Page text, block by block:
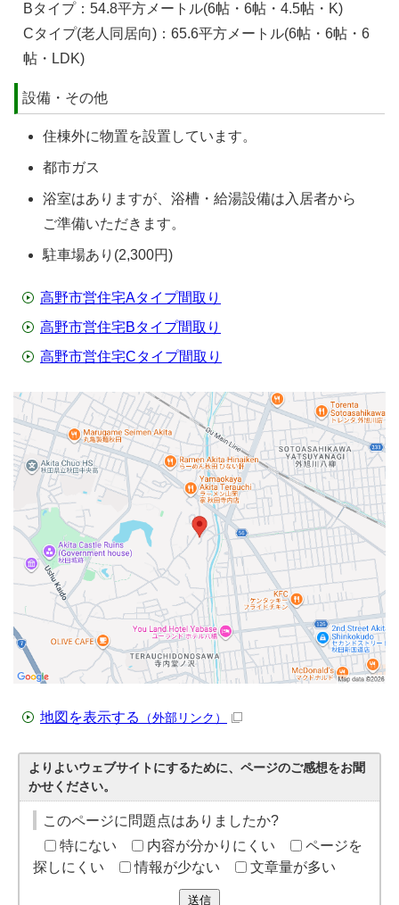
Bタイプ：54.8平方メートル(6帖・6帖・4.5帖・K)
Cタイプ(老人同居向)：65.6平方メートル(6帖・6帖・6
帖・LDK)
設備・その他
住棟外に物置を設置しています。
都市ガス
浴室はありますが、浴槽・給湯設備は入居者から
ご準備いただきます。
駐車場あり(2,300円)
高野市営住宅Aタイプ間取り
高野市営住宅Bタイプ間取り
高野市営住宅Cタイプ間取り
地図を表示する （外部リンク）
よりよいウェブサイトにするために、ページのご感想をお聞
かせください。
このページに問題点はありましたか?
特にない
内容が分かりにくい
ページを
探しにくい
情報が少ない 文章量が多い
送信